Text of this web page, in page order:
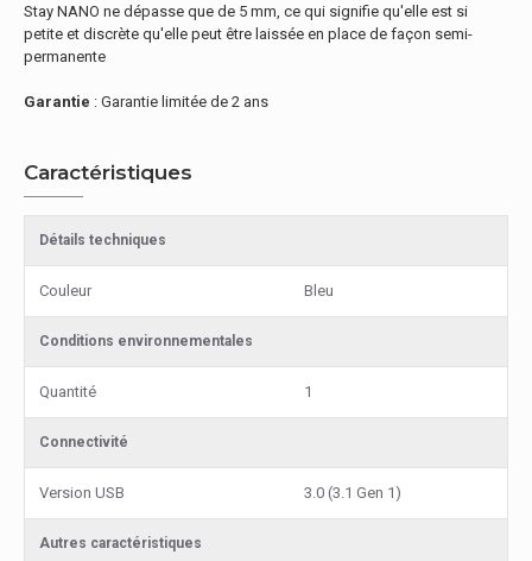
Stay NANO ne dépasse que de 5 mm, ce qui signifie qu'elle est si
petite et discrète qu'elle peut être laissée en place de façon semi-
permanente
Garantie : Garantie limitée de 2 ans
Caractéristiques
Détails techniques
Couleur Bleu
Conditions environnementales
Quantité 1
Connectivité
Version USB 3.0 (3.1 Gen 1)
Autres caractéristiques